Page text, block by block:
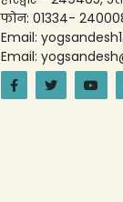
फोन: 01334-
Email:
Email: